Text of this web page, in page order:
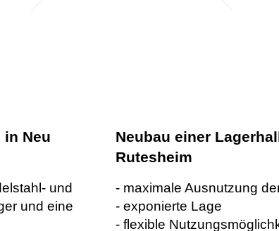
in Neu
und
und eine
Neubau einer
Rutesheim
- maximale Ausnutzung
- exponierte Lage
- flexible